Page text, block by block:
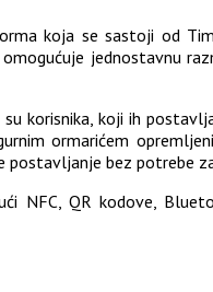
koja se sastoji od
jednostavnu
korisnika, koji ih
ormarićem
postavljanje bez potrebe
NFC, QR kodove,